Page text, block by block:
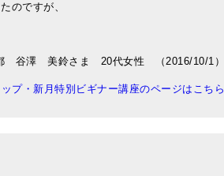
のですが、
谷澤 美鈴さま 20代女性 （2016/10/1）
プ・新月特別ビギナー講座のページはこちら